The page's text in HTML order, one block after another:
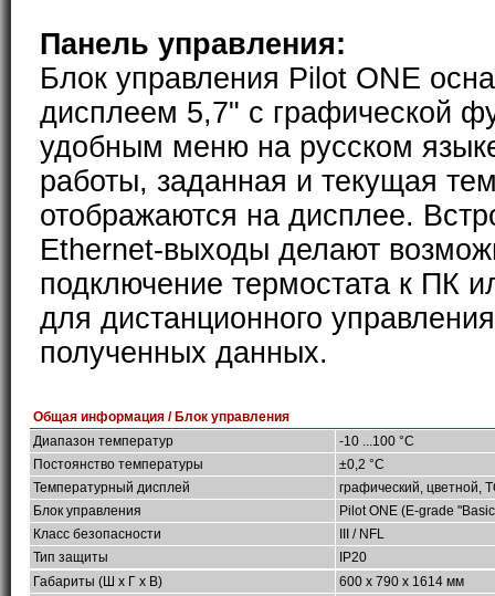
Панель управления:
Блок управления Pilot ONE
дисплеем 5,7" с графической
удобным меню на русском
работы, заданная и текущая
отображаются на дисплее.
Ethernet-выходы делают
подключение термостата к ПК
для дистанционного
полученных данных.
Общая информация / Блок управления
Диапазон температур
-10 ...100 °C
Постоянство температуры
±0,2 °C
Температурный дисплей
графический, цветной,
Блок управления
Pilot ONE (E-grade
Класс безопасности
III / NFL
Тип защиты
IP20
Габариты (Ш х Г х В)
600 x 790 x 1614 мм